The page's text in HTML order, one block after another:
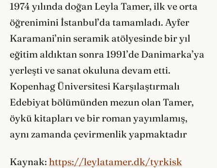
1974 yılında doğan Leyla Tamer, ilk ve orta
öğrenimini İstanbul’da tamamladı. Ayfer
Karamani’nin seramik atölyesinde bir yıl
eğitim aldıktan sonra 1991’de Danimarka’ya
yerleşti ve sanat okuluna devam etti.
Kopenhag Üniversitesi Karşılaştırmalı
Edebiyat bölümünden mezun olan Tamer,
öykü kitapları ve bir roman yayımlamış,
aynı zamanda çevirmenlik yapmaktadır
Kaynak: https://leylatamer.dk/tyrkisk